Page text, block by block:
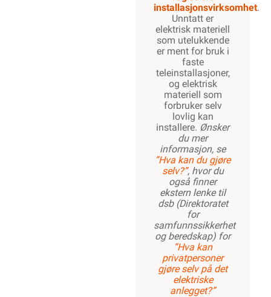
installasjonsvirksomhet.
Unntatt er
elektrisk materiell
som utelukkende
er ment for bruk i
faste
teleinstallasjoner,
og elektrisk
materiell som
forbruker selv
lovlig kan
installere. Ønsker
du mer
informasjon, se
”Hva kan du gjøre
selv?”, hvor du
også finner
ekstern lenke til
dsb (Direktoratet
for
samfunnssikkerhet
og beredskap) for
“Hva kan
privatpersoner
gjøre selv på det
elektriske
anlegget?”